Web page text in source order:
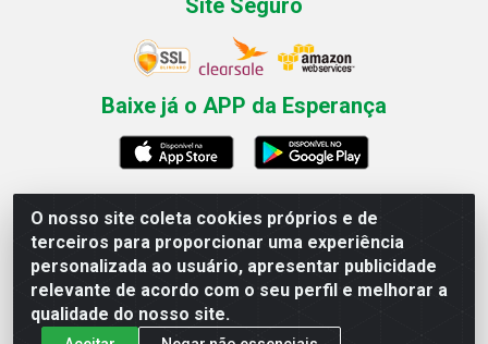
O nosso site coleta cookies próprios e de
terceiros para proporcionar uma experiência
personalizada ao usuário, apresentar publicidade
relevante de acordo com o seu perfil e melhorar a
qualidade do nosso site.
Site Seguro
Baixe já o APP da Esperança
Esperança Nordeste - Rua Professor Caldas Filho, 291 -
Estância - Recife / PE CEP: 50771-335 - CNPJ
03.666.136/0001-23